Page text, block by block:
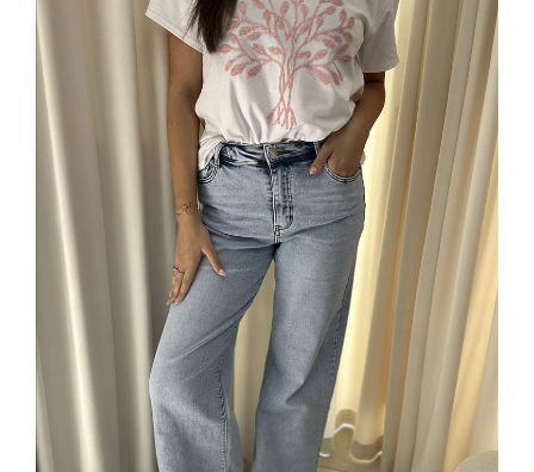
Župany/pyžamá
Tričká/tielka
Tepláky/
šortky
Mikiny/bundy
Trenírky/boxerky
doplnky
Plavky/plážové
oblečenie